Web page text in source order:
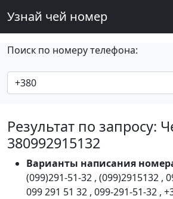
Узнай чей номер
Поиск по номеру телефона:
Результат по запросу:
380992915132
Варианты написания
(099)291-51-32 , (099)2915132 ,
099 291 51 32 , 099-291-51-32 ,